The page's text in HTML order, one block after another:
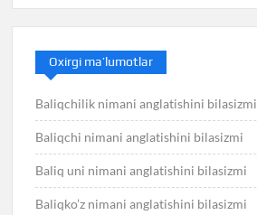
Oxirgi ma’lumotlar
Baliqchilik nimani anglatishini bilasizmi
Baliqchi nimani anglatishini bilasizmi
Baliq uni nimani anglatishini bilasizmi
Baliqko’z nimani anglatishini bilasizmi